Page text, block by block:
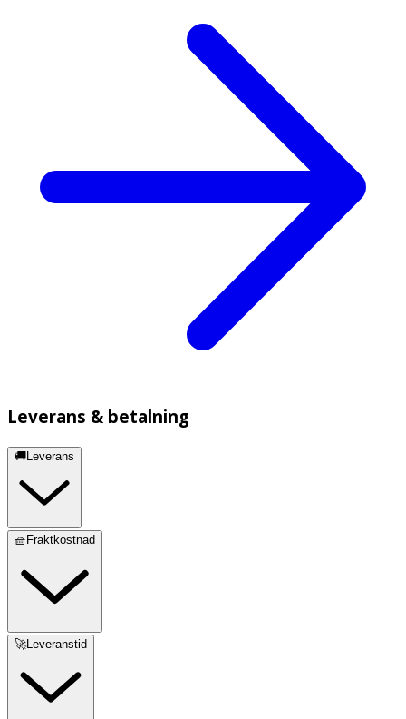
Leverans & betalning
🚚Leverans
🧺Fraktkostnad
🚀Leveranstid